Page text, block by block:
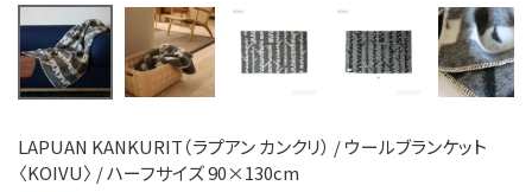
LAPUAN KANKURIT（ラプアン カンクリ） / ウールブランケット
〈KOIVU〉 / ハーフサイズ 90×130cm